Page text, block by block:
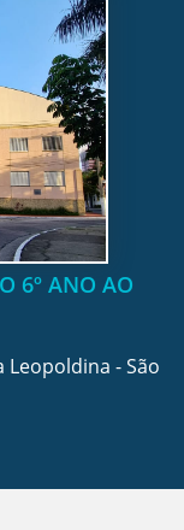
6º ANO AO
Leopoldina - São